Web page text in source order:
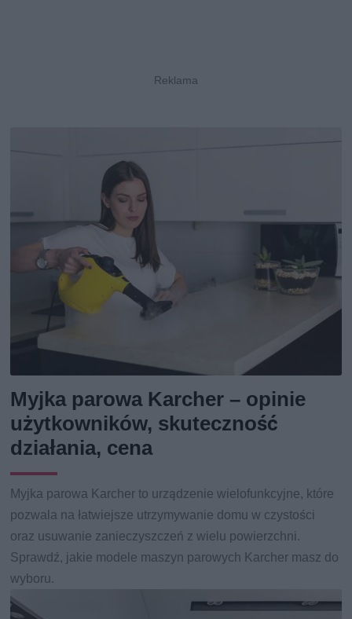
Myjka parowa Karcher – opinie
użytkowników, skuteczność
działania, cena
Myjka parowa Karcher to urządzenie wielofunkcyjne, które
pozwala na łatwiejsze utrzymywanie domu w czystości
oraz usuwanie zanieczyszczeń z wielu powierzchni.
Sprawdź, jakie modele maszyn parowych Karcher masz do
wyboru.